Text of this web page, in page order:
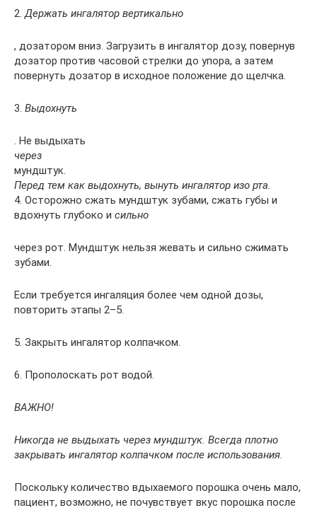
2.Держать ингалятор вертикально
, дозатором вниз. Загрузить в ингалятор дозу, повернув
дозатор против часовой стрелки до упора, а затем
повернуть дозатор в исходное положение до щелчка.
3. Выдохнуть
. Не выдыхать
через
мундштук.
Перед тем как выдохнуть, вынуть ингалятор изо рта.
4. Осторожно сжать мундштук зубами, сжать губы и
вдохнуть глубоко и сильно
через рот. Мундштук нельзя жевать и сильно сжимать
зубами.
Если требуется ингаляция более чем одной дозы,
повторить этапы 2–5.
5. Закрыть ингалятор колпачком.
6. Прополоскать рот водой.
ВАЖНО!
Никогда не выдыхать через мундштук. Всегда плотно
закрывать ингалятор колпачком после использования.
Поскольку количество вдыхаемого порошка очень мало,
пациент, возможно, не почувствует вкус порошка после